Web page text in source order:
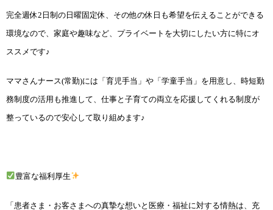
完全週休2日制の日曜固定休、その他の休日も希望を伝えることができる
環境なので、家庭や趣味など、プライベートを大切にしたい方に特にオ
ススメです♪
ママさんナース(常勤)には「育児手当」や「学童手当」を用意し、時短勤
務制度の活用も推進して、仕事と子育ての両立を応援してくれる制度が
整っているので安心して取り組めます♪
豊富な福利厚生
「患者さま・お客さまへの真摯な想いと医療・福祉に対する情熱は、充